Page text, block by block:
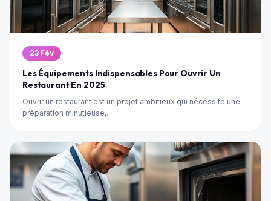
23 Fév
Les Équipements Indispensables Pour Ouvrir Un
Restaurant En 2025
Ouvrir un restaurant est un projet ambitieux qui nécessite une
préparation minutieuse,...